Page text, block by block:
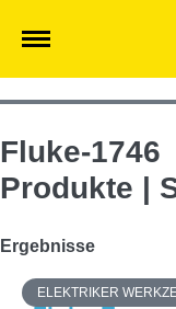
Fluke-1746
Produkte |
Ergebnisse
ELEKTRIKER